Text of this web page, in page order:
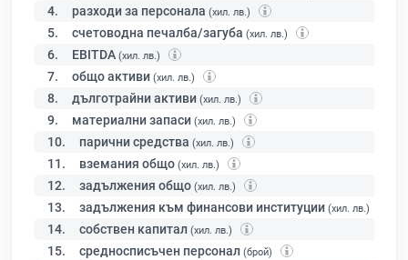
4. разходи за персонала (хил. лв.)
5. счетоводна печалба/загуба (хил. лв.)
6. EBITDA (хил. лв.)
7. общо активи (хил. лв.)
8. дълготрайни активи (хил. лв.)
9. материални запаси (хил. лв.)
10. парични средства (хил. лв.)
11. вземания общо (хил. лв.)
12. задължения общо (хил. лв.)
13. задължения към финансови институции (хил. лв.)
14. собствен капитал (хил. лв.)
15. средносписъчен персонал (брой)